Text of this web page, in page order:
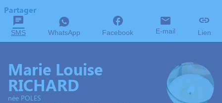
Partager
SMS WhatsApp Facebook E-mail Lien
Marie Louise
RICHARD
née POLES